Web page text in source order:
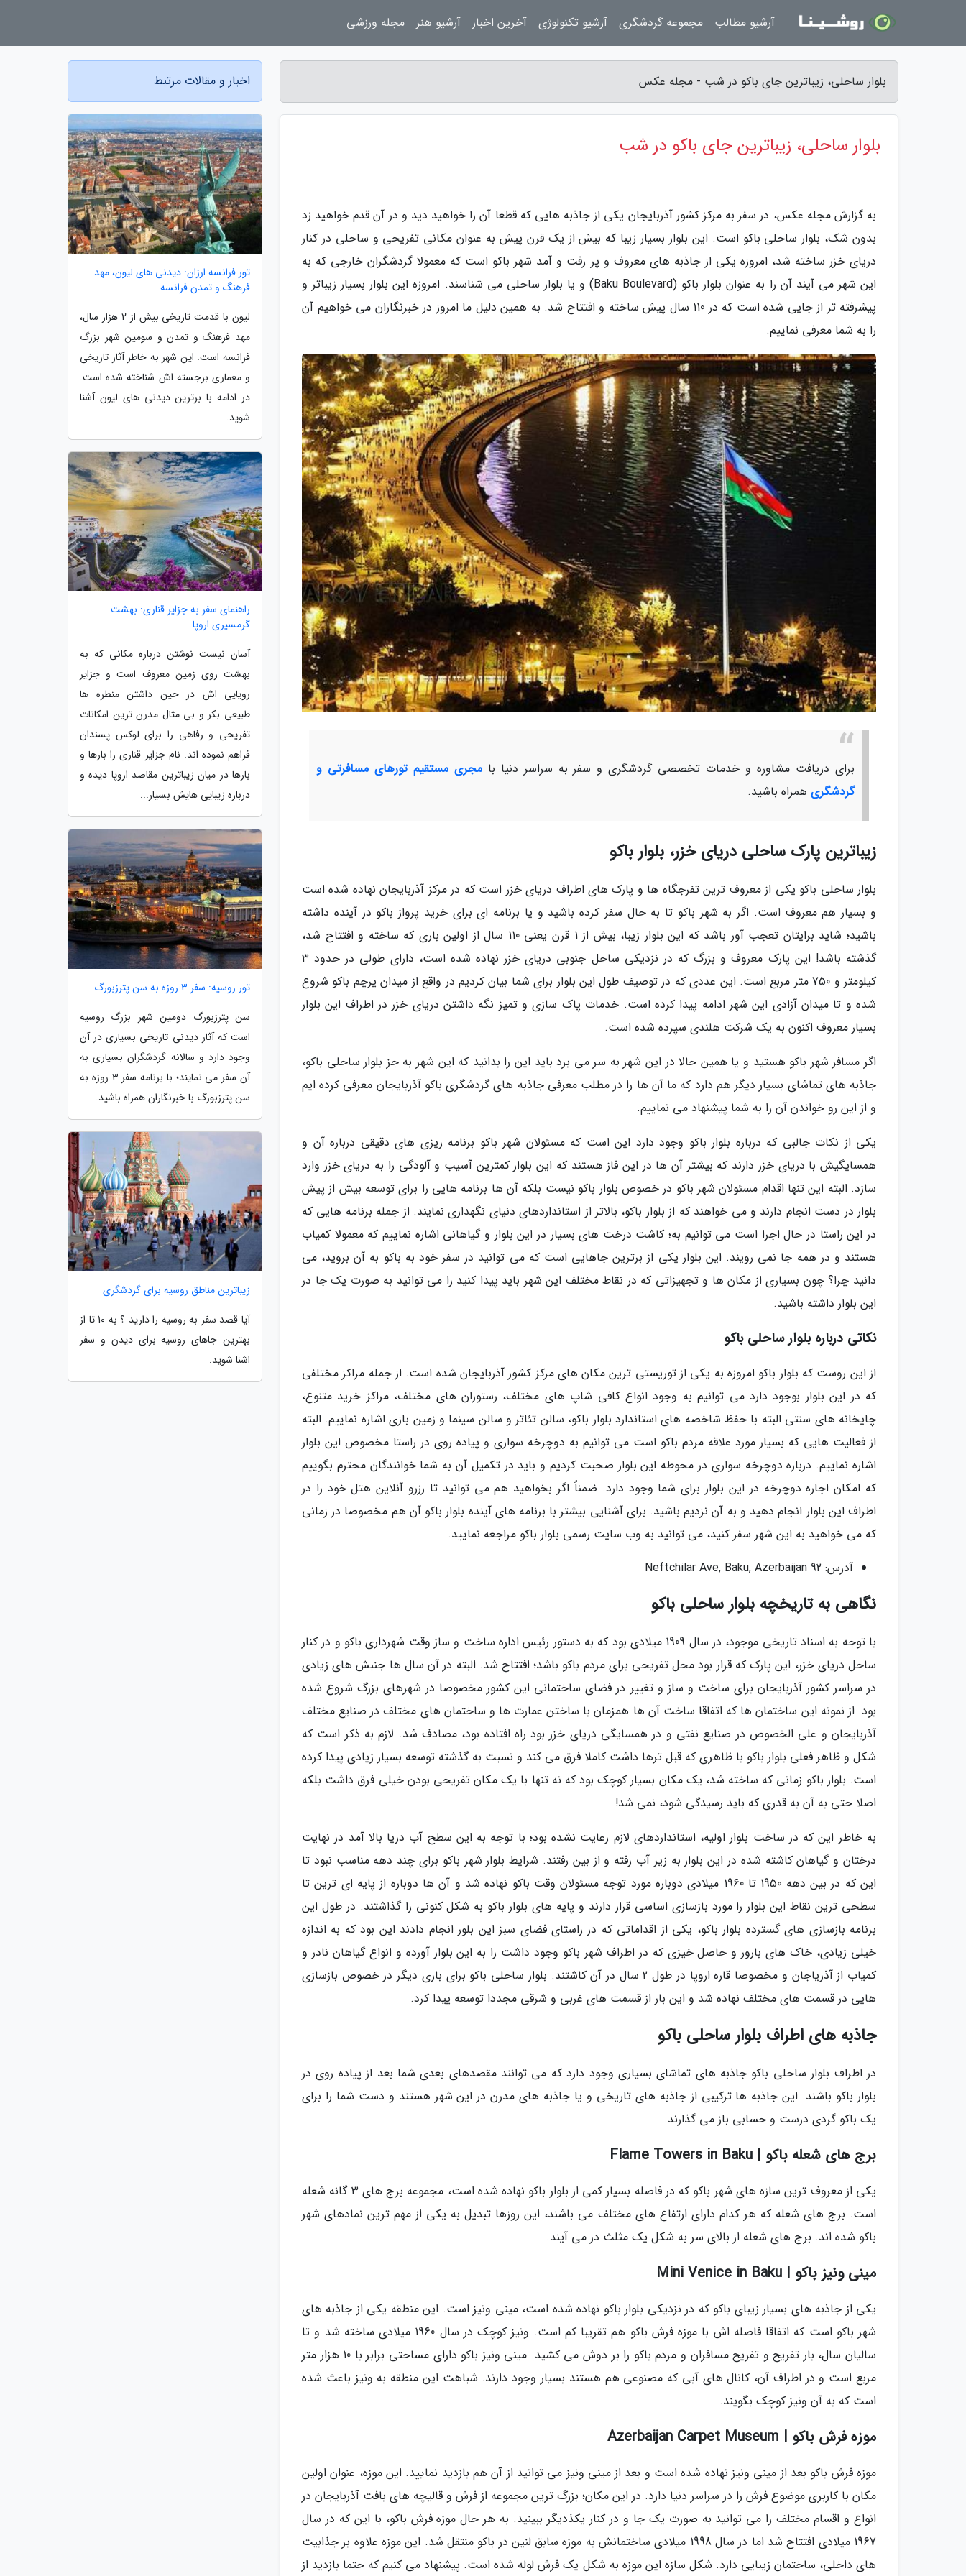
بلوار ساحلی، زیباترین جای باکو در شب - مجله عکس
بلوار ساحلی، زیباترین جای باکو در شب
به گزارش مجله عکس، در سفر به مرکز کشور آذربایجان یکی از جاذبه هایی که قطعا آن را خواهید دید و در آن قدم خواهید زد
بدون شک، بلوار ساحلی باکو است. این بلوار بسیار زیبا که بیش از یک قرن پیش به عنوان مکانی تفریحی و ساحلی در کنار
دریای خزر ساخته شد، امروزه یکی از جاذبه های معروف و پر رفت و آمد شهر باکو است که معمولا گردشگران خارجی که به
این شهر می آیند آن را به عنوان بلوار باکو (Baku Boulevard) و یا بلوار ساحلی می شناسند. امروزه این بلوار بسیار زیباتر و
پیشرفته تر از جایی شده است که در 110 سال پیش ساخته و افتتاح شد. به همین دلیل ما امروز در خبرنگاران می خواهیم آن
را به شما معرفی نماییم.
برای دریافت مشاوره و خدمات تخصصی گردشگری و سفر به سراسر دنیا بامجری مستقیم تورهای مسافرتی و
گردشگری همراه باشید.
زیباترین پارک ساحلی دریای خزر، بلوار باکو
بلوار ساحلی باکو یکی از معروف ترین تفرجگاه ها و پارک های اطراف دریای خزر است که در مرکز آذربایجان نهاده شده است
و بسیار هم معروف است. اگر به شهر باکو تا به حال سفر کرده باشید و یا برنامه ای برای خرید پرواز باکو در آینده داشته
باشید؛ شاید برایتان تعجب آور باشد که این بلوار زیبا، بیش از 1 قرن یعنی 110 سال از اولین باری که ساخته و افتتاح شد،
گذشته باشد! این پارک معروف و بزرگ که در نزدیکی ساحل جنوبی دریای خزر نهاده شده است، دارای طولی در حدود 3
کیلومتر و 750 متر مربع است. این عددی که در توصیف طول این بلوار برای شما بیان کردیم در واقع از میدان پرچم باکو شروع
شده و تا میدان آزادی این شهر ادامه پیدا کرده است. خدمات پاک سازی و تمیز نگه داشتن دریای خزر در اطراف این بلوار
بسیار معروف اکنون به یک شرکت هلندی سپرده شده است.
اگر مسافر شهر باکو هستید و یا همین حالا در این شهر به سر می برد باید این را بدانید که این شهر به جز بلوار ساحلی باکو،
جاذبه های تماشای بسیار دیگر هم دارد که ما آن ها را در مطلب معرفی جاذبه های گردشگری باکو آذربایجان معرفی کرده ایم
و از این رو خواندن آن را به شما پیشنهاد می نماییم.
یکی از نکات جالبی که درباره بلوار باکو وجود دارد این است که مسئولان شهر باکو برنامه ریزی های دقیقی درباره آن و
همسایگیش با دریای خزر دارند که بیشتر آن ها در این فاز هستند که این بلوار کمترین آسیب و آلودگی را به دریای خزر وارد
سازد. البته این تنها اقدام مسئولان شهر باکو در خصوص بلوار باکو نیست بلکه آن ها برنامه هایی را برای توسعه بیش از پیش
بلوار در دست انجام دارند و می خواهند که از بلوار باکو، بالاتر از استانداردهای دنیای نگهداری نمایند. از جمله برنامه هایی که
در این راستا در حال اجرا است می توانیم به؛ کاشت درخت های بسیار در این بلوار و گیاهانی اشاره نماییم که معمولا کمیاب
هستند و در همه جا نمی رویند. این بلوار یکی از برترین جاهایی است که می توانید در سفر خود به باکو به آن بروید، می
دانید چرا؟ چون بسیاری از مکان ها و تجهیزاتی که در نقاط مختلف این شهر باید پیدا کنید را می توانید به صورت یک جا در
این بلوار داشته باشید.
نکاتی درباره بلوار ساحلی باکو
از این روست که بلوار باکو امروزه به یکی از توریستی ترین مکان های مرکز کشور آذربایجان شده است. از جمله مراکز مختلفی
که در این بلوار بوجود دارد می توانیم به وجود انواع کافی شاپ های مختلف، رستوران های مختلف، مراکز خرید متنوع،
چایخانه های سنتی البته با حفظ شاخصه های استاندارد بلوار باکو، سالن تئاتر و سالن سینما و زمین بازی اشاره نماییم. البته
از فعالیت هایی که بسیار مورد علاقه مردم باکو است می توانیم به دوچرخه سواری و پیاده روی در راستا مخصوص این بلوار
اشاره نماییم. درباره دوچرخه سواری در محوطه این بلوار صحبت کردیم و باید در تکمیل آن به شما خوانندگان محترم بگوییم
که امکان اجاره دوچرخه در این بلوار برای شما وجود دارد. ضمناً اگر بخواهید هم می توانید تا رزرو آنلاین هتل خود را در
اطراف این بلوار انجام دهید و به آن نزدیم باشید. برای آشنایی بیشتر با برنامه های آینده بلوار باکو آن هم مخصوصا در زمانی
که می خواهید به این شهر سفر کنید، می توانید به وب سایت رسمی بلوار باکو مراجعه نمایید.
آدرس: 92 Neftchilar Ave, Baku, Azerbaijan
نگاهی به تاریخچه بلوار ساحلی باکو
با توجه به اسناد تاریخی موجود، در سال 1909 میلادی بود که به دستور رئیس اداره ساخت و ساز وقت شهرداری باکو و در کنار
ساحل دریای خزر، این پارک که قرار بود محل تفریحی برای مردم باکو باشد؛ افتتاح شد. البته در آن سال ها جنبش های زیادی
در سراسر کشور آذربایجان برای ساخت و ساز و تغییر در فضای ساختمانی این کشور مخصوصا در شهرهای بزرگ شروع شده
بود. از نمونه این ساختمان ها که اتفاقا ساخت آن ها همزمان با ساختن عمارت ها و ساختمان های مختلف در صنایع مختلف
آذربایجان و علی الخصوص در صنایع نفتی و در همسایگی دریای خزر بود راه افتاده بود، مصادف شد. لازم به ذکر است که
شکل و ظاهر فعلی بلوار باکو با ظاهری که قبل ترها داشت کاملا فرق می کند و نسبت به گذشته توسعه بسیار زیادی پیدا کرده
است. بلوار باکو زمانی که ساخته شد، یک مکان بسیار کوچک بود که نه تنها با یک مکان تفریحی بودن خیلی فرق داشت بلکه
اصلا حتی به آن به قدری که باید رسیدگی شود، نمی شد!
به خاطر این که در ساخت بلوار اولیه، استانداردهای لازم رعایت نشده بود؛ با توجه به این سطح آب دریا بالا آمد در نهایت
درختان و گیاهان کاشته شده در این بلوار به زیر آب رفته و از بین رفتند. شرایط بلوار شهر باکو برای چند دهه مناسب نبود تا
این که در بین دهه 1950 تا 1960 میلادی دوباره مورد توجه مسئولان وقت باکو نهاده شد و آن ها دوباره از پایه ای ترین تا
سطحی ترین نقاط این بلوار را مورد بازسازی اساسی قرار دارند و پایه های بلوار باکو به شکل کنونی را گذاشتند. در طول این
برنامه بازسازی های گسترده بلوار باکو، یکی از اقداماتی که در راستای فضای سبز این بلور انجام دادند این بود که به اندازه
خیلی زیادی، خاک های بارور و حاصل خیزی که در اطراف شهر باکو وجود داشت را به این بلوار آورده و انواع گیاهان نادر و
کمیاب از آذریاجان و مخصوصا قاره اروپا در طول 2 سال در آن کاشتند. بلوار ساحلی باکو برای باری دیگر در خصوص بازسازی
هایی در قسمت های مختلف نهاده شد و این بار از قسمت های غربی و شرقی مجددا توسعه پیدا کرد.
جاذبه های اطراف بلوار ساحلی باکو
در اطراف بلوار ساحلی باکو جاذبه های تماشای بسیاری وجود دارد که می توانند مقصدهای بعدی شما بعد از پیاده روی در
بلوار باکو باشند. این جاذبه ها ترکیبی از جاذبه های تاریخی و یا جاذبه های مدرن در این شهر هستند و دست شما را برای
یک باکو گردی درست و حسابی باز می گذارند.
برج های شعله باکو | Flame Towers in Baku
یکی از معروف ترین سازه های شهر باکو که در فاصله بسیار کمی از بلوار باکو نهاده شده است، مجموعه برج های 3 گانه شعله
است. برج های شعله که هر کدام دارای ارتفاع های مختلف می باشند، این روزها تبدیل به یکی از مهم ترین نمادهای شهر
باکو شده اند. برج های شعله از بالای سر به شکل یک مثلث در می آیند.
مینی ونیز باکو | Mini Venice in Baku
یکی از جاذبه های بسیار زیبای باکو که در نزدیکی بلوار باکو نهاده شده است، مینی ونیز است. این منطقه یکی از جاذبه های
شهر باکو است که اتفاقا فاصله اش با موزه فرش باکو هم تقریبا کم است. ونیز کوچک در سال 1960 میلادی ساخته شد و تا
سالیان سال، بار تفریح و تفریح مسافران و مردم باکو را بر دوش می کشید. مینی ونیز باکو دارای مساحتی برابر با 10 هزار متر
مربع است و در اطراف آن، کانال های آبی که مصنوعی هم هستند بسیار وجود دارند. شباهت این منطقه به ونیز باعث شده
است که به آن ونیز کوچک بگویند.
موزه فرش باکو | Azerbaijan Carpet Museum
موزه فرش باکو بعد از مینی ونیز نهاده شده است و بعد از مینی ونیز می توانید از آن هم بازدید نمایید. این موزه، عنوان اولین
مکان با کاربری موضوع فرش را در سراسر دنیا دارد. در این مکان؛ بزرگ ترین مجموعه از فرش و قالیچه های بافت آذربایجان در
انواع و اقسام مختلف را می توانید به صورت یک جا و در کنار یکذدیگر ببینید. به هر حال موزه فرش باکو، با این که در سال
1967 میلادی افتتاح شد اما در سال 1998 میلادی ساختمانش به موزه سابق لنین در باکو منتقل شد. این موزه علاوه بر جذابیت
های داخلی، ساختمان زیبایی دارد. شکل سازه این موزه به شکل یک فرش لوله شده است. پیشنهاد می کنیم که حتما بازدید از
اخبار و مقالات مرتبط
تور فرانسه ارزان: دیدنی های لیون، مهد
فرهنگ و تمدن فرانسه
لیون با قدمت تاریخی بیش از 2 هزار سال،
مهد فرهنگ و تمدن و سومین شهر بزرگ
فرانسه است. این شهر به خاطر آثار تاریخی
و معماری برجسته اش شناخته شده است.
در ادامه با برترین دیدنی های لیون آشنا
شوید.
راهنمای سفر به جزایر قناری: بهشت
گرمسیری اروپا
آسان نیست نوشتن درباره مکانی که به
بهشت روی زمین معروف است و جزایر
رویایی اش در حین داشتن منظره ها
طبیعی بکر و بی مثال مدرن ترین امکانات
تفریحی و رفاهی را برای لوکس پسندان
فراهم نموده اند. نام جزایر قناری را بارها و
بارها در میان زیباترین مقاصد اروپا دیده و
درباره زیبایی هایش بسیار...
تور روسیه: سفر 3 روزه به سن پترزبورگ
سن پترزبورگ دومین شهر بزرگ روسیه
است که آثار دیدنی تاریخی بسیاری در آن
وجود دارد و سالانه گردشگران بسیاری به
آن سفر می نمایند؛ با برنامه سفر 3 روزه به
سن پترزبورگ با خبرنگاران همراه باشید.
زیباترین مناطق روسیه برای گردشگری
آیا قصد سفر به روسیه را دارید ؟ به 10 تا از
بهترین جاهای روسیه برای دیدن و سفر
اشنا شوید.
آرشیو مطالب مجموعه گردشگری آرشیو تکنولوژی آخرین اخبار آرشیو هنر مجله ورزشی